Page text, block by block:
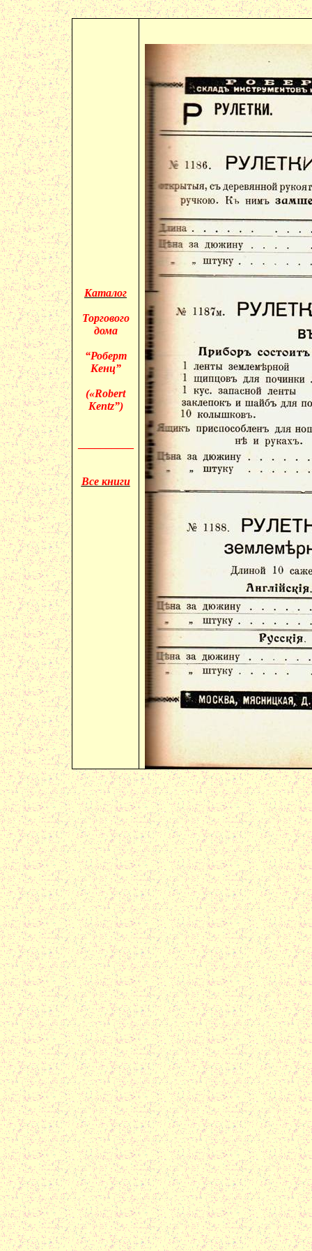
Каталог
Торгового
дома
“Роберт
Кенц”
(«Robert
Kentz”)
Все книги